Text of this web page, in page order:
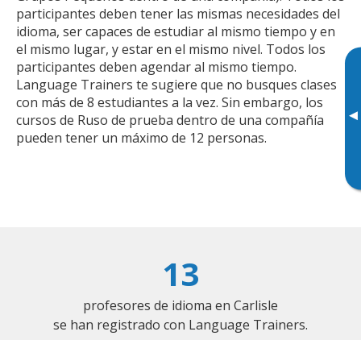
▸
participantes deben tener las mismas necesidades del
idioma, ser capaces de estudiar al mismo tiempo y en
el mismo lugar, y estar en el mismo nivel. Todos los
participantes deben agendar al mismo tiempo.
Language Trainers te sugiere que no busques clases
con más de 8 estudiantes a la vez. Sin embargo, los
cursos de Ruso de prueba dentro de una compañía
pueden tener un máximo de 12 personas.
13
profesores de idioma en Carlisle
se han registrado con Language Trainers.